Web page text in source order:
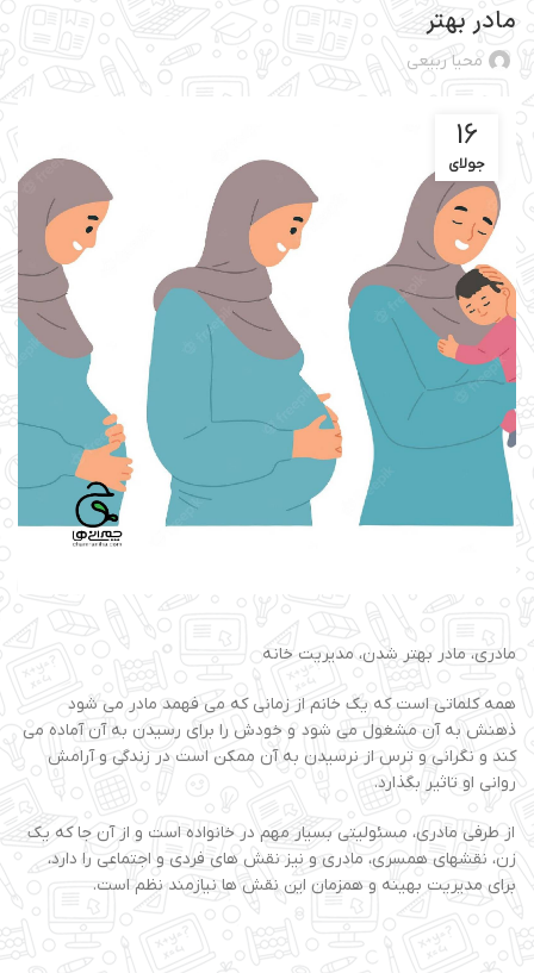
مادر بهتر
محیا ربیعی
16
جولای
مادری، مادر بهتر شدن، مدیریت خانه
همه کلماتی است که یک خانم از زمانی که می فهمد مادر می شود
ذهنش به آن مشغول می شود و خودش را برای رسیدن به آن آماده می
کند و نگرانی و ترس از نرسیدن به آن ممکن است در زندگی و آرامش
روانی او تاثیر بگذارد.
از طرفی مادری، مسئولیتی بسیار مهم در خانواده است و از آن جا که یک
زن، نقش­های همسری، مادری و نیز نقش های فردی و اجتماعی را دارد،
برای مدیریت بهینه و همزمان این نقش ها نیازمند نظم است.